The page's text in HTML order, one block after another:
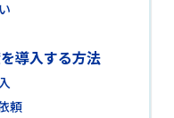
導入する方法
頼